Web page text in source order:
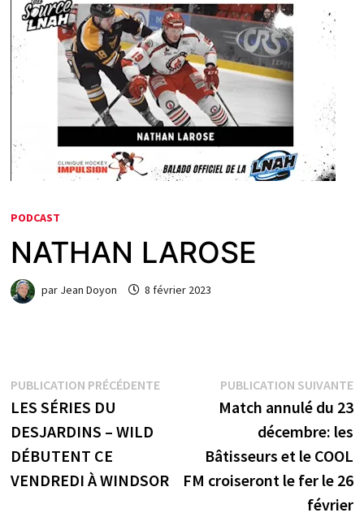
PODCAST
NATHAN LAROSE
par Jean Doyon 8 février 2023
Navigation
de
l’article
PUBLICATION PRÉCÉDENTEPublication
précédente :
LES SÉRIES DU
DESJARDINS – WILD
DÉBUTENT CE
VENDREDI À WINDSOR
PUBLICATION SUIVANTE
Match annulé du 23
décembre: les
Bâtisseurs et le COOL
FM croiseront le fer le 26
février